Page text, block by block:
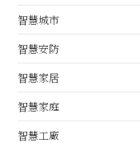
智慧城市
智慧安防
智慧家居
智慧家庭
智慧工廠